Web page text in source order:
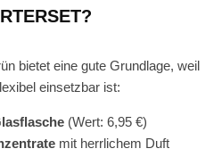
bietet eine gute Grundlage, weil
einsetzbar ist:
(Wert: 6,95 €)
mit herrlichem Duft